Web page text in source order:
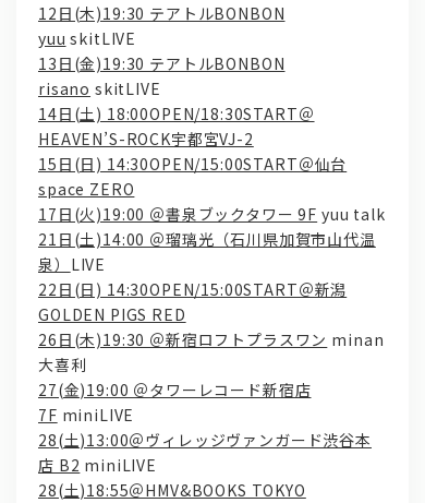
12日(木)19:30 テアトルBONBON
yuu skitLIVE
13日(金)19:30 テアトルBONBON
risano skitLIVE
14日(土) 18:00OPEN/18:30START＠
HEAVEN’S-ROCK宇都宮VJ-2
15日(日) 14:30OPEN/15:00START＠仙台
space ZERO
17日(火)19:00 ＠書泉ブックタワー 9F yuu talk
21日(土)14:00 ＠瑠璃光（石川県加賀市山代温
泉） LIVE
22日(日) 14:30OPEN/15:00START＠新潟
GOLDEN PIGS RED
26日(木)19:30 ＠新宿ロフトプラスワン minan
大喜利
27(金)19:00 ＠タワーレコード新宿店
7F miniLIVE
28(土)13:00＠ヴィレッジヴァンガード渋谷本
店 B2 miniLIVE
28(土)18:55＠HMV&BOOKS TOKYO
問い合わせ, 取材,出演依頼
lyrical school official web shop